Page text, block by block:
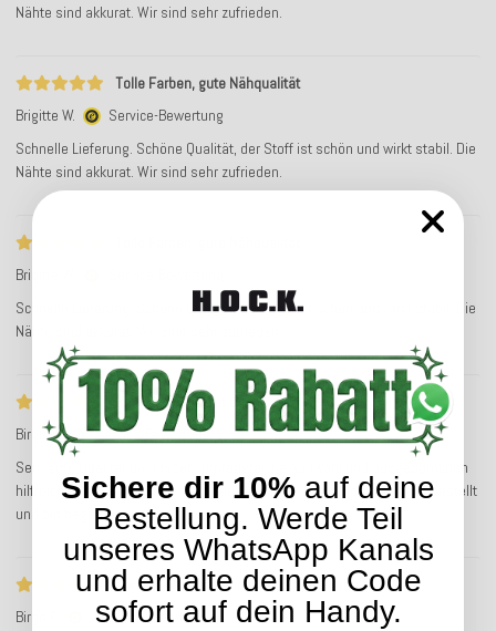
Nähte sind akkurat. Wir sind sehr zufrieden.
Tolle Farben, gute Nähqualität
Brigitte W.
Service-Bewertung
Schnelle Lieferung. Schöne Qualität, der Stoff ist schön und wirkt stabil. Die
Nähte sind akkurat. Wir sind sehr zufrieden.
Brigitte W.
Schnelle Lieferung. Schöne Qualität, der Stoff ist schön und wirkt stabil. Die
Nähte sind akkurat. Wir sind sehr zufrieden.
Sehr gute Qualität der Kissen
Birgit N.
Service-Bewertung
Sehr gute Qualität der Kissen, umfangreiche Auswahl und ausgesprochen
hilfreiche Gestaltungsideen auf der Website. Habe schon mehrfach bestellt
und bin begeistert
Die Kissen sind sehr schön - tolle Farbe…
Birgit F.
Service-Bewertung
Sichere dir 10% auf deine
Bestellung. Werde Teil
unseres WhatsApp Kanals
und erhalte deinen Code
sofort auf dein Handy.